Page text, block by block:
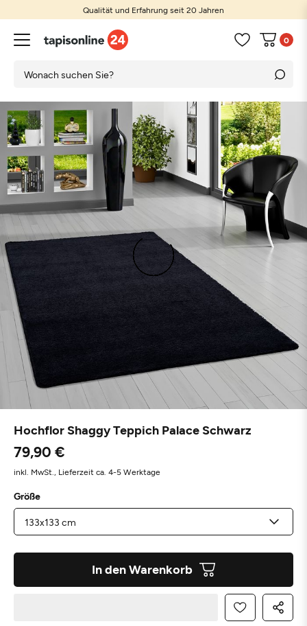
Qualität und Erfahrung seit 20 Jahren
0
Hochflor Shaggy Teppich Palace Schwarz
79,90 €
inkl. MwSt., Lieferzeit ca. 4-5 Werktage
Größe
In den Warenkorb